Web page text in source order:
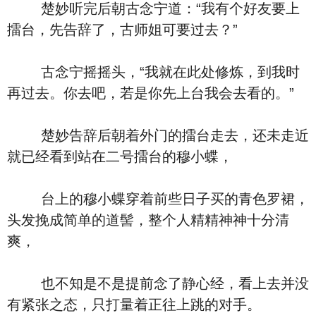
楚妙听完后朝古念宁道：“我有个好友要上
擂台，先告辞了，古师姐可要过去？”
古念宁摇摇头，“我就在此处修炼，到我时
再过去。你去吧，若是你先上台我会去看的。”
楚妙告辞后朝着外门的擂台走去，还未走近
就已经看到站在二号擂台的穆小蝶，
台上的穆小蝶穿着前些日子买的青色罗裙，
头发挽成简单的道髻，整个人精精神神十分清
爽，
也不知是不是提前念了静心经，看上去并没
有紧张之态，只打量着正往上跳的对手。